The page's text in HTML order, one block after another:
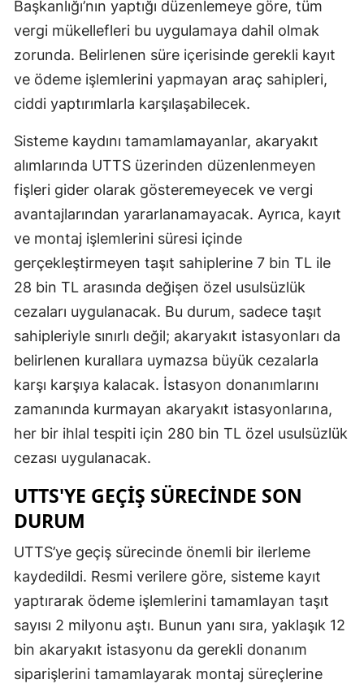
Malatya
Manisa
Kahramanmaraş
Muğla
Muş
Nevşehir
Niğde
Ordu
Sakarya
Samsun
Siirt
Sivas
Tokat
Tunceli
Şanlıurfa
Başkanlığı’nın yaptığı düzenlemeye göre, tüm
vergi mükellefleri bu uygulamaya dahil olmak
zorunda. Belirlenen süre içerisinde gerekli kayıt
ve ödeme işlemlerini yapmayan araç sahipleri,
ciddi yaptırımlarla karşılaşabilecek.
Sisteme kaydını tamamlamayanlar, akaryakıt
alımlarında UTTS üzerinden düzenlenmeyen
fişleri gider olarak gösteremeyecek ve vergi
avantajlarından yararlanamayacak. Ayrıca, kayıt
ve montaj işlemlerini süresi içinde
gerçekleştirmeyen taşıt sahiplerine 7 bin TL ile
28 bin TL arasında değişen özel usulsüzlük
cezaları uygulanacak. Bu durum, sadece taşıt
sahipleriyle sınırlı değil; akaryakıt istasyonları da
belirlenen kurallara uymazsa büyük cezalarla
karşı karşıya kalacak. İstasyon donanımlarını
zamanında kurmayan akaryakıt istasyonlarına,
her bir ihlal tespiti için 280 bin TL özel usulsüzlük
cezası uygulanacak.
UTTS'YE GEÇIŞ SÜRECINDE SON
DURUM
UTTS’ye geçiş sürecinde önemli bir ilerleme
kaydedildi. Resmi verilere göre, sisteme kayıt
yaptırarak ödeme işlemlerini tamamlayan taşıt
sayısı 2 milyonu aştı. Bunun yanı sıra, yaklaşık 12
bin akaryakıt istasyonu da gerekli donanım
siparişlerini tamamlayarak montaj süreçlerine